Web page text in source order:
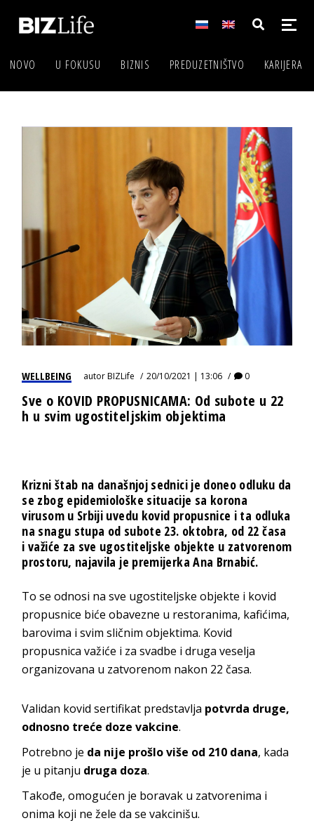
NOVO U FOKUSU BIZNIS PREDUZETNIŠTVO KARIJERA
WELLBEING autorBIZLife 20/10/2021 | 13:06 0
Sve o KOVID PROPUSNICAMA: Od subote u 22
h u svim ugostiteljskim objektima
Krizni štab na današnjoj sednici je doneo odluku da
se zbog epidemiološke situacije sa korona
virusom u Srbiji uvedu kovid propusnice i ta odluka
na snagu stupa od subote 23. oktobra, od 22 časa
i važiće za sve ugostiteljske objekte u zatvorenom
prostoru, najavila je premijerka Ana Brnabić.
To se odnosi na sve ugostiteljske objekte i kovid
propusnice biće obavezne u restoranima, kafićima,
barovima i svim sličnim objektima. Kovid
propusnica važiće i za svadbe i druga veselja
organizovana u zatvorenom nakon 22 časa.
Validan kovid sertifikat predstavlja potvrda druge,
odnosno treće doze vakcine.
Potrebno je da nije prošlo više od 210 dana, kada
je u pitanju druga doza.
Takođe, omogućen je boravak u zatvorenima i
onima koji ne žele da se vakcinišu.